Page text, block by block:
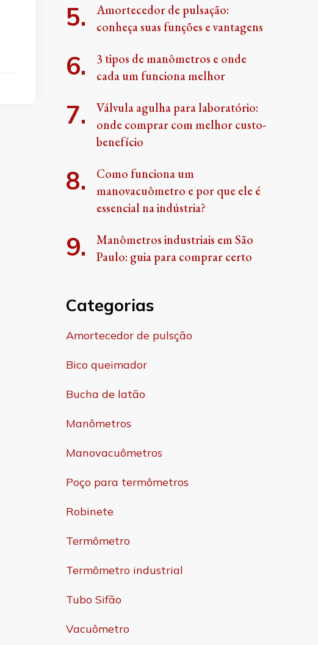
Amortecedor de pulsação:
conheça suas funções e vantagens
3 tipos de manômetros e onde
cada um funciona melhor
Válvula agulha para laboratório:
onde comprar com melhor custo-
benefício
Como funciona um
manovacuômetro e por que ele é
essencial na indústria?
Manômetros industriais em São
Paulo: guia para comprar certo
Categorias
Amortecedor de pulsção
Bico queimador
Bucha de latão
Manômetros
Manovacuômetros
Poço para termômetros
Robinete
Termômetro
Termômetro industrial
Tubo Sifão
Vacuômetro